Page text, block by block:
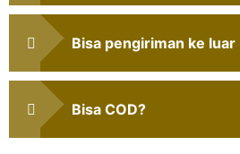
Bisa pengiriman ke luar
Bisa COD?